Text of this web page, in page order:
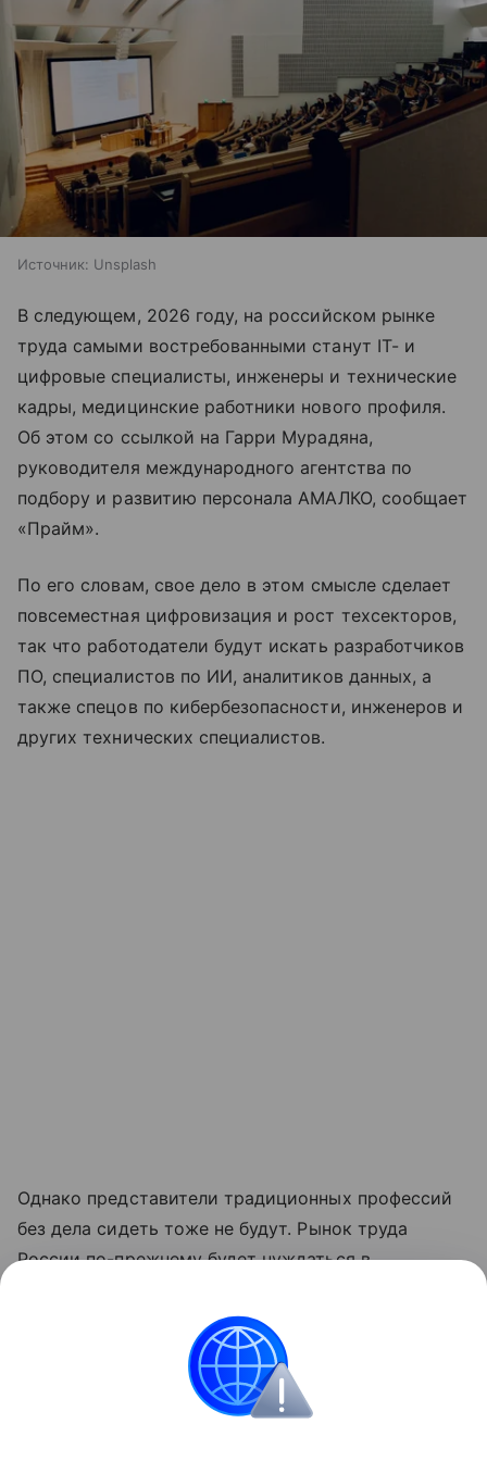
Источник: Unsplash
В следующем, 2026 году, на российском рынке
труда самыми востребованными станут IT- и
цифровые специалисты, инженеры и технические
кадры, медицинские работники нового профиля.
Об этом со ссылкой на Гарри Мурадяна,
руководителя международного агентства по
подбору и развитию персонала АМАЛКО, сообщает
«Прайм».
По его словам, свое дело в этом смысле сделает
повсеместная цифровизация и рост техсекторов,
так что работодатели будут искать разработчиков
ПО, специалистов по ИИ, аналитиков данных, а
также спецов по кибербезопасности, инженеров и
других технических специалистов.
Однако представители традиционных профессий
без дела сидеть тоже не будут. Рынок труда
России по-прежнему будет нуждаться в
специалистах по телемедицине, биоинформатике,
IT-внедренцах в медицине.